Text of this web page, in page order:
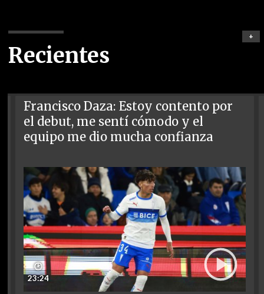
Recientes
+
Francisco Daza: Estoy contento por
el debut, me sentí cómodo y el
equipo me dio mucha confianza
🕑
23:24